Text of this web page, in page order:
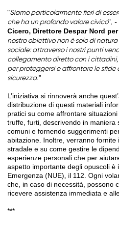
"Siamo particolarmente fieri di
che ha un profondo valore civico", -
Cicero, Direttore Despar Nord
nostro obiettivo non è solo di
sociale: attraverso i nostri punti
collegamento diretto con i
per proteggersi e affrontare le
sicurezza."
L’iniziativa si rinnoverà anche
distribuzione di questi materiali
pratici su come affrontare
truffe, furti, descrivendo in maniera
comuni e fornendo suggerimenti
abitazione. Inoltre, verranno fornite
stradale e su come gestire le
esperienze personali che per
aspetto importante degli opuscoli è
Emergenza (NUE), il 112. Ogni
che, in caso di necessità, possono
ricevere assistenza immediata e
***